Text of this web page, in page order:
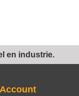
en industrie.
Account